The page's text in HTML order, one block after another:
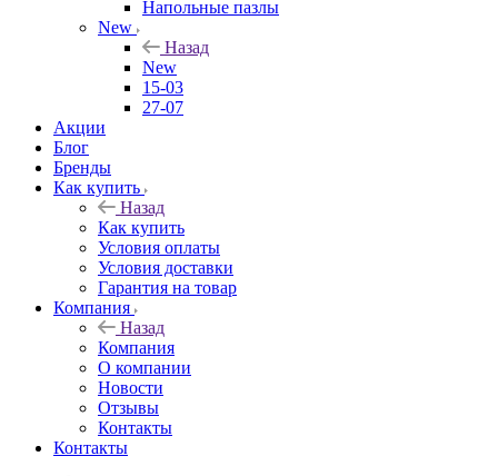
Напольные пазлы
New
Назад
New
15-03
27-07
Акции
Блог
Бренды
Как купить
Назад
Как купить
Условия оплаты
Условия доставки
Гарантия на товар
Компания
Назад
Компания
О компании
Новости
Отзывы
Контакты
Контакты